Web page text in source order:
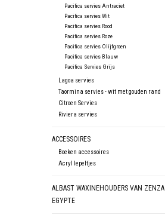
Pacifica servies Antraciet
Pacifica servies Wit
Pacifica servies Rood
Pacifica servies Roze
Pacifica servies Olijfgroen
Pacifica servies Blauw
Pacifica Servies Grijs
Lagoa servies
Taormina servies - wit met gouden rand
Citroen Servies
Riviera servies
ACCESSOIRES
Boeken accessoires
Acryl lepeltjes
ALBAST WAXINEHOUDERS VAN ZENZA
EGYPTE